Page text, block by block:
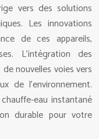
vers des solutions
Les innovations
de ces appareils,
L’intégration des
nouvelles voies vers
de l’environnement.
eau instantané
durable pour votre